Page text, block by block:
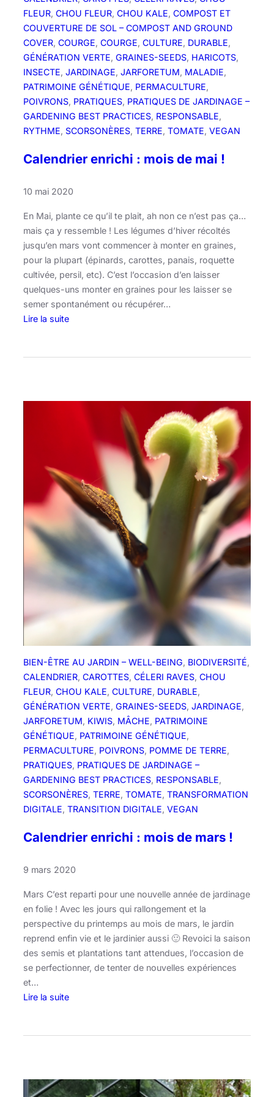
FLEUR, CHOU FLEUR, CHOU KALE, COMPOST ET
COUVERTURE DE SOL – COMPOST AND GROUND
COVER, COURGE, COURGE, CULTURE, DURABLE
GÉNÉRATION VERTE, GRAINES-SEEDS, HARICOTS
INSECTE, JARDINAGE, JARFORETUM, MALADIE
PATRIMOINE GÉNÉTIQUE, PERMACULTURE
POIVRONS, PRATIQUES, PRATIQUES DE JARDINAGE –
GARDENING BEST PRACTICES, RESPONSABLE
RYTHME, SCORSONÈRES, TERRE, TOMATE, VEGAN
Calendrier enrichi : mois de mai !
10 mai 2020
En Mai, plante ce qu’il te plait, ah non ce n’est pas ça…
mais ça y ressemble ! Les légumes d’hiver récoltés
jusqu’en mars vont commencer à monter en graines,
pour la plupart (épinards, carottes, panais, roquette
cultivée, persil, etc). C’est l’occasion d’en laisser
quelques-uns monter en graines pour les laisser se
semer spontanément ou récupérer…
Lire la suite
r
e
n
i
h
:
BIEN-ÊTRE AU JARDIN – WELL-BEING, BIODIVERSITÉ
CALENDRIER, CAROTTES, CÉLERI RAVES, CHOU
FLEUR, CHOU KALE, CULTURE, DURABLE
GÉNÉRATION VERTE, GRAINES-SEEDS, JARDINAGE
JARFORETUM, KIWIS, MÂCHE, PATRIMOINE
GÉNÉTIQUE, PATRIMOINE GÉNÉTIQUE
PERMACULTURE, POIVRONS, POMME DE TERRE
PRATIQUES, PRATIQUES DE JARDINAGE –
GARDENING BEST PRACTICES, RESPONSABLE
SCORSONÈRES, TERRE, TOMATE, TRANSFORMATION
DIGITALE, TRANSITION DIGITALE, VEGAN
Calendrier enrichi : mois de mars !
9 mars 2020
Mars C’est reparti pour une nouvelle année de jardinage
en folie ! Avec les jours qui rallongement et la
perspective du printemps au mois de mars, le jardin
reprend enfin vie et le jardinier aussi 🙂 Revoici la saison
des semis et plantations tant attendues, l’occasion de
se perfectionner, de tenter de nouvelles expériences
et…
Lire la suite